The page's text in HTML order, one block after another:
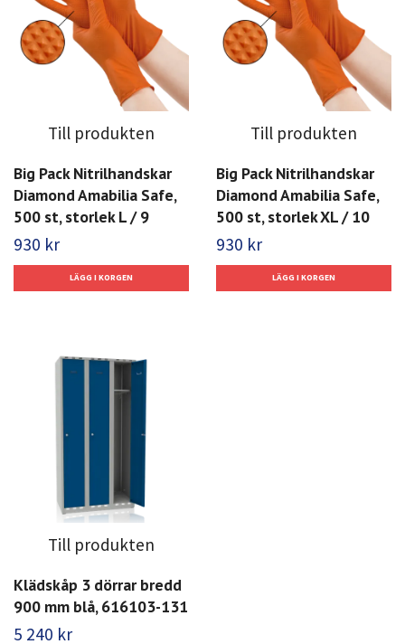
Till produkten
Big Pack Nitrilhandskar
Diamond Amabilia Safe,
500 st, storlek L / 9
930 kr
Till produkten
Big Pack Nitrilhandskar
Diamond Amabilia Safe,
500 st, storlek XL / 10
930 kr
Till produkten
Klädskåp 3 dörrar bredd
900 mm blå, 616103-131
5 240 kr